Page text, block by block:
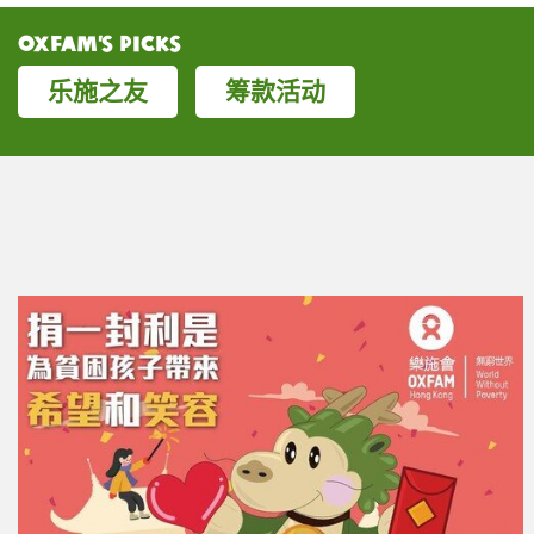
Oxfam’s Picks
乐施之友
筹款活动